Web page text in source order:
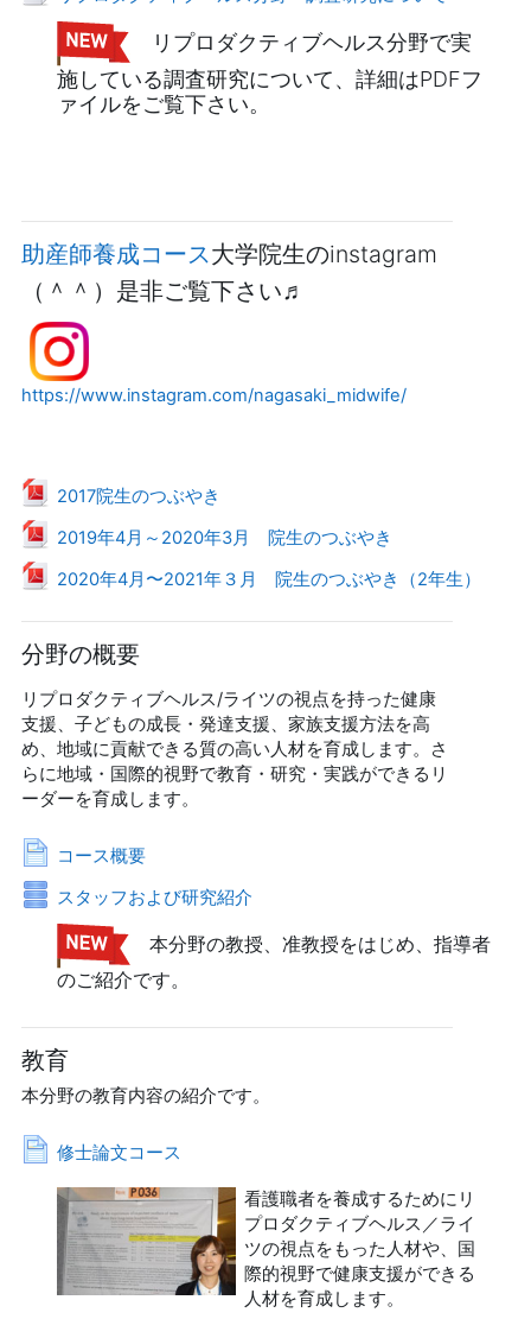
リプロダクティブヘルス分野で実
施している調査研究について、詳細はPDFフ
ァイルをご覧下さい。
助産師養成コース大学院生のinstagram
（＾＾）是非ご覧下さい♬
https://www.instagram.com/nagasaki_midwife/
2017院生のつぶやき
ファイル
2019年4月～2020年3月 院生のつぶやき
ファイル
2020年4月〜2021年３月 院生のつぶやき（2年生）ファイル
分野の概要
リプロダクティブヘルス/ライツの視点を持った健康
支援、子どもの成長・発達支援、家族支援方法を高
め、地域に貢献できる質の高い人材を育成します。さ
らに地域・国際的視野で教育・研究・実践ができるリ
ーダーを育成します。
コース概要
ページ
スタッフおよび研究紹介データベース
本分野の教授、准教授をはじめ、指導者
のご紹介です。
教育
本分野の教育内容の紹介です。
修士論文コース
ページ
看護職者を養成するためにリ
プロダクティブヘルス／ライ
ツの視点をもった人材や、国
際的視野で健康支援ができる
人材を育成します。